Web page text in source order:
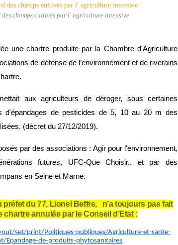
des champs cultivés par l' agriculture intensive
une chartre produite par la Chambre d'Agriculture
de défense de l’environnement et de riverains
aux agriculteurs de déroger, sous certaines
d'épandages de pesticides de 5, 10 au 20 m des
(décret du 27/12/2019).
par des associations : Agir pour l'environnement,
futures, UFC-Que Choisir.. et par des
en Seine et Marne.
préfet du 77, Lionel Beffre, n’a toujours pas fait
annulée par le Conseil d’Etat :
set/print/Politiques-publiques/Agriculture-et-sante-
Epandage-de-produits-phytosanitaires